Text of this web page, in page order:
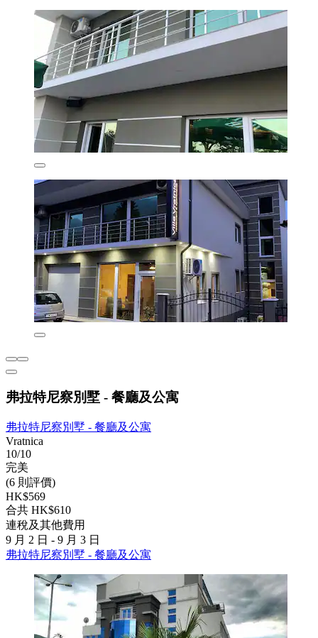
弗拉特尼察別墅 - 餐廳及公寓
弗拉特尼察別墅 - 餐廳及公寓
Vratnica
10/10
完美
(6 則評價)
HK$569
合共 HK$610
連稅及其他費用
9 月 2 日 - 9 月 3 日
弗拉特尼察別墅 - 餐廳及公寓